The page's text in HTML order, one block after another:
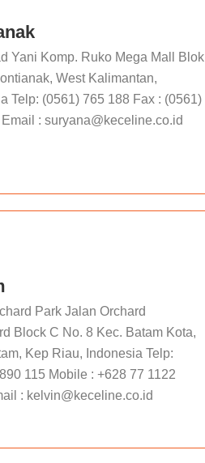
Yani Komp. Ruko Mega Mall Blok
West Kalimantan,
Telp: (0561) 765 188 Fax : (0561)
: suryana@keceline.co.id
Park Jalan Orchard
Block C No. 8 Kec. Batam Kota,
Kep Riau, Indonesia Telp:
115 Mobile : +628 77 1122
: kelvin@keceline.co.id